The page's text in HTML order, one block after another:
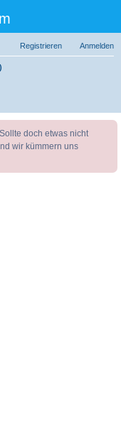
Anmelden
Registrieren
uc
doch etwas nicht
wir kümmern uns